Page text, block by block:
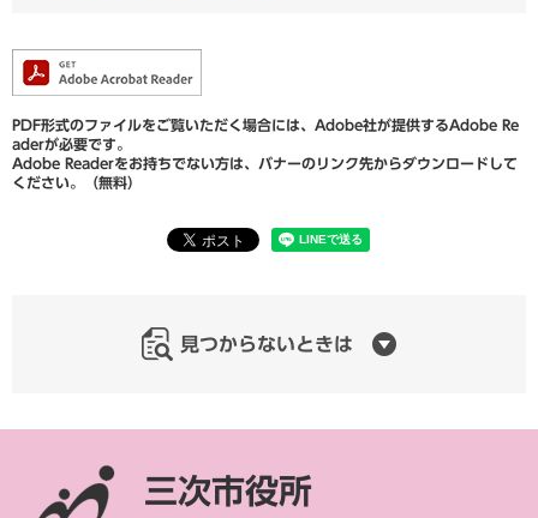
PDF形式のファイルをご覧いただく場合には、Adobe社が提供するAdobe Re
aderが必要です。
Adobe Readerをお持ちでない方は、バナーのリンク先からダウンロードして
ください。（無料）
見つからないときは
三次市役所